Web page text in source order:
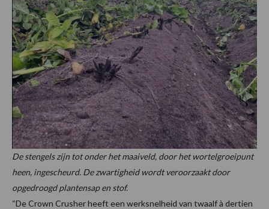
De stengels zijn tot onder het maaiveld, door het wortelgroeipunt
heen, ingescheurd. De zwartigheid wordt veroorzaakt door
opgedroogd plantensap en stof.
“De Crown Crusher heeft een werksnelheid van twaalf à dertien